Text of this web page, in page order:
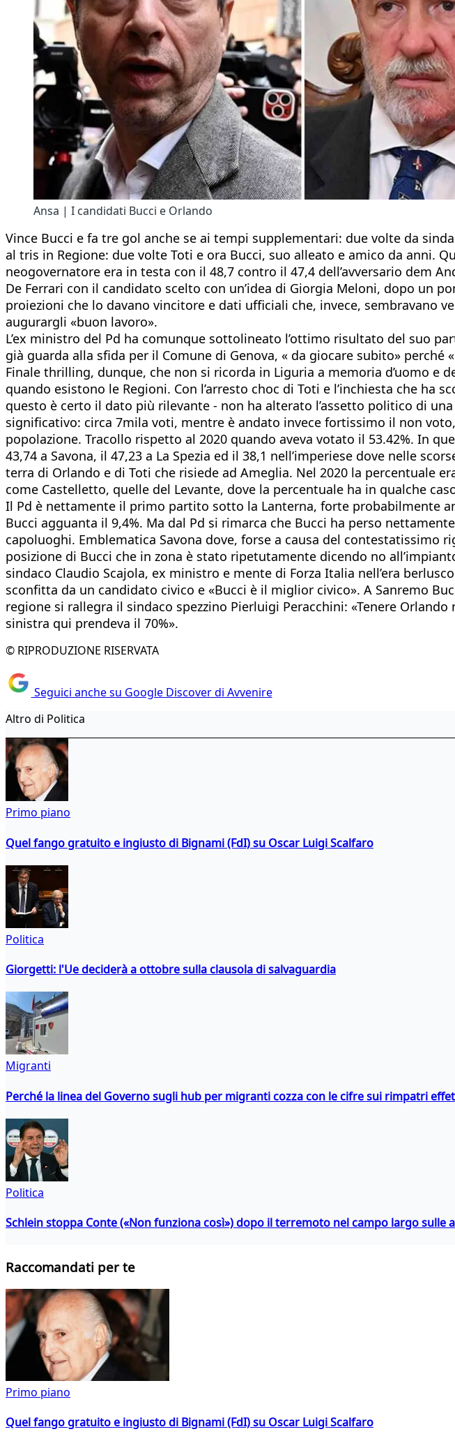
Ansa | I candidati Bucci e Orlando
Vince Bucci e fa tre gol anche se ai tempi supplementari: due volte da
al tris in Regione: due volte Toti e ora Bucci, suo alleato e amico da anni.
neogovernatore era in testa con il 48,7 contro il 47,4 dell’avversario dem
De Ferrari con il candidato scelto con un’idea di Giorgia Meloni, dopo un
proiezioni che lo davano vincitore e dati ufficiali che, invece, sembravano
augurargli «buon lavoro».
L’ex ministro del Pd ha comunque sottolineato l’ottimo risultato del suo
già guarda alla sfida per il Comune di Genova, « da giocare subito» perché
Finale thrilling, dunque, che non si ricorda in Liguria a memoria d’uomo
quando esistono le Regioni. Con l’arresto choc di Toti e l’inchiesta che ha
questo è certo il dato più rilevante - non ha alterato l’assetto politico di
significativo: circa 7mila voti, mentre è andato invece fortissimo il non
popolazione. Tracollo rispetto al 2020 quando aveva votato il 53.42%. In
43,74 a Savona, il 47,23 a La Spezia ed il 38,1 nell’imperiese dove nelle
terra di Orlando e di Toti che risiede ad Ameglia. Nel 2020 la percentuale
come Castelletto, quelle del Levante, dove la percentuale ha in qualche
Il Pd è nettamente il primo partito sotto la Lanterna, forte probabilmente
Bucci agguanta il 9,4%. Ma dal Pd si rimarca che Bucci ha perso
capoluoghi. Emblematica Savona dove, forse a causa del
posizione di Bucci che in zona è stato ripetutamente dicendo no
sindaco Claudio Scajola, ex ministro e mente di Forza Italia nell’era
sconfitta da un candidato civico e «Bucci è il miglior civico». A Sanremo
regione si rallegra il sindaco spezzino Pierluigi Peracchini: «Tenere
sinistra qui prendeva il 70%».
© RIPRODUZIONE RISERVATA
Seguici anche su Google Discover di Avvenire
Altro di Politica
Primo piano
Quel fango gratuito e ingiusto di Bignami (FdI) su Oscar Luigi Scalfaro
Politica
Giorgetti: l'Ue deciderà a ottobre sulla clausola di salvaguardia
Migranti
Perché la linea del Governo sugli hub per migranti cozza con le cifre sui rimpatri
Politica
Schlein stoppa Conte («Non funziona così») dopo il terremoto nel campo largo sulle
Raccomandati per te
Primo piano
Quel fango gratuito e ingiusto di Bignami (FdI) su Oscar Luigi Scalfaro